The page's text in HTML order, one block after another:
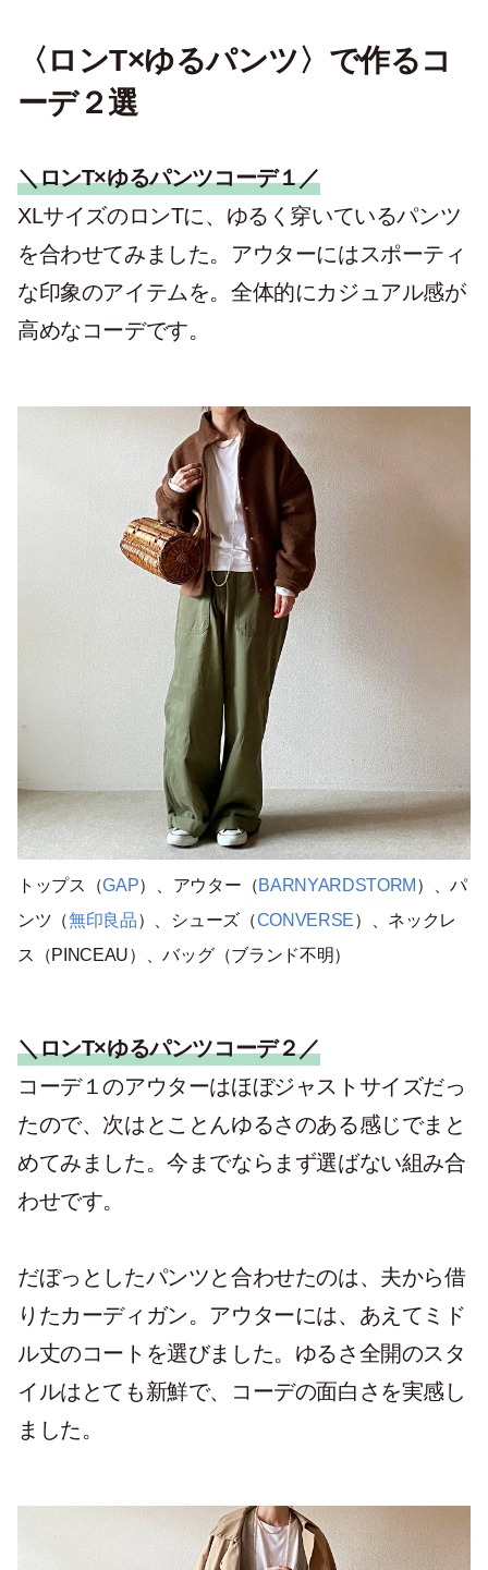
〈ロンT×ゆるパンツ〉で作るコ
ーデ２選
＼ロンT×ゆるパンツコーデ１／
XLサイズのロンTに、ゆるく穿いているパンツ
を合わせてみました。アウターにはスポーティ
な印象のアイテムを。全体的にカジュアル感が
高めなコーデです。
トップス（GAP）、アウター（BARNYARDSTORM ）、パ
ンツ（無印良品）、シューズ（CONVERSE）、ネックレ
ス（PINCEAU）、バッグ（ブランド不明）
＼ロンT×ゆるパンツコーデ２／
コーデ１のアウターはほぼジャストサイズだっ
たので、次はとことんゆるさのある感じでまと
めてみました。今までならまず選ばない組み合
わせです。
だぼっとしたパンツと合わせたのは、夫から借
りたカーディガン。アウターには、あえてミド
ル丈のコートを選びました。ゆるさ全開のスタ
イルはとても新鮮で、コーデの面白さを実感し
ました。